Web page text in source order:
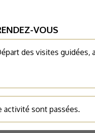
VOUS
des visites guidées,
activité sont passées.